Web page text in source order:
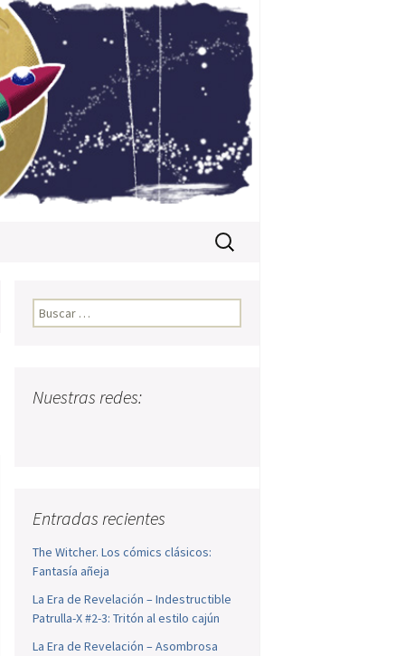
Buscar:
Buscar:
Nuestras redes:
Entradas recientes
The Witcher. Los cómics clásicos:
Fantasía añeja
La Era de Revelación – Indestructible
Patrulla-X #2-3: Tritón al estilo cajún
La Era de Revelación – Asombrosa